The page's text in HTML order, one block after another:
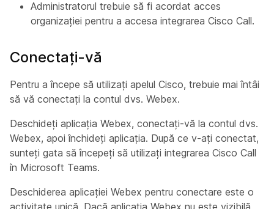
Administratorul trebuie să fi acordat acces
organizației pentru a accesa integrarea Cisco Call.
Conectați-vă
Pentru a începe să utilizați apelul Cisco, trebuie mai întâi
să vă conectați la contul dvs. Webex.
Deschideți aplicația Webex, conectați-vă la contul dvs.
Webex, apoi închideți aplicația. După ce v-ați conectat,
sunteți gata să începeți să utilizați integrarea Cisco Call
în Microsoft Teams.
Deschiderea aplicației Webex pentru conectare este o
activitate unică. Dacă aplicația Webex nu este vizibilă